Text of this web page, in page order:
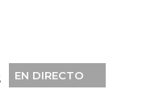
EN DIRECTO